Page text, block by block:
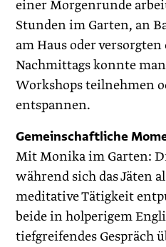
einer Morgenrunde
Stunden im Garten, an
am Haus oder versorgten
Nachmittags konnte
Workshops teilnehmen
entspannen.
Gemeinschaftliche
Mit Monika im Garten:
während sich das Jäten
meditative Tätigkeit
beide in holperigem
tiefgreifendes Gespräch